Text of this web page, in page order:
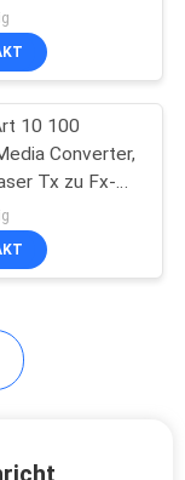
zu FX mit
10 100
Converter,
Tx zu Fx-